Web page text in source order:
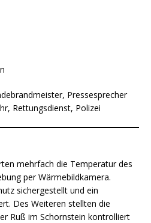
Pressesprecher
Rettungsdienst, Polizei
mehrfach die Temperatur des
per Wärmebildkamera.
sichergestellt und ein
Des Weiteren stellten die
Ruß im Schornstein kontrolliert